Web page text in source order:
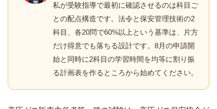
私が受験指導で最初に確認させるのは科目ご
との配点構造です。法令と保安管理技術の2
科目、各20問で60%以上という基準は、片方
だけ得意でも落ちる設計です。8月の申請開
始と同時に2科目の学習時間を均等に割り振
る計画表を作るところから始めてください。